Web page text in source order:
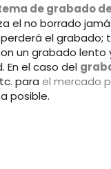
de grabado
el no borrado
el
un grabado
En el caso del
parael mercado
posible.